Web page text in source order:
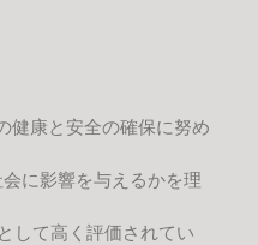
健康と安全の確保に努め
に影響を与えるかを理
して高く評価されてい